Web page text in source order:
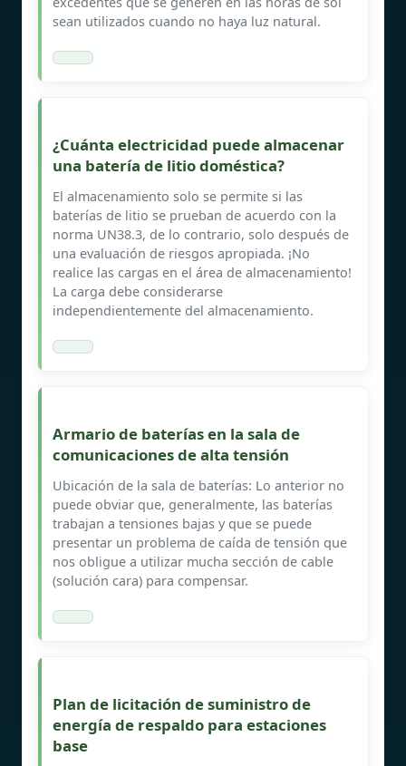
sean utilizados cuando no haya luz natural.
¿Cuánta electricidad puede almacenar
una batería de litio doméstica?
El almacenamiento solo se permite si las
baterías de litio se prueban de acuerdo con la
norma UN38.3, de lo contrario, solo después de
una evaluación de riesgos apropiada. ¡No
realice las cargas en el área de almacenamiento!
La carga debe considerarse
independientemente del almacenamiento.
Armario de baterías en la sala de
comunicaciones de alta tensión
Ubicación de la sala de baterías: Lo anterior no
puede obviar que, generalmente, las baterías
trabajan a tensiones bajas y que se puede
presentar un problema de caída de tensión que
nos obligue a utilizar mucha sección de cable
(solución cara) para compensar.
Plan de licitación de suministro de
energía de respaldo para estaciones
base